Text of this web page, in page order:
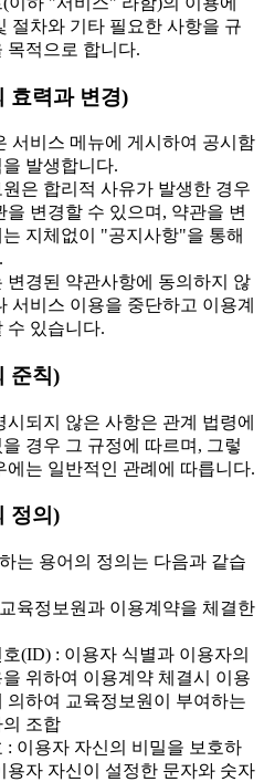
절차와 기타 필요한 사항을 규
목적으로 합니다.
효력과 변경)
서비스 메뉴에 게시하여 공시함
발생합니다.
은 합리적 사유가 발생한 경우
을 변경할 수 있으며, 약관을 변
지체없이 "공지사항"을 통해
경된 약관사항에 동의하지 않
서비스 이용을 중단하고 이용계
수 있습니다.
준칙)
시되지 않은 사항은 관계 법령에
경우 그 규정에 따르며, 그렇
에는 일반적인 관례에 따릅니다.
정의)
는 용어의 정의는 다음과 같습
육정보원과 이용계약을 체결한
(ID) : 이용자 식별과 이용자의
위하여 이용계약 체결시 이용
의하여 교육정보원이 부여하는
조합
이용자 자신의 비밀을 보호하
용자 자신이 설정한 문자와 숫자